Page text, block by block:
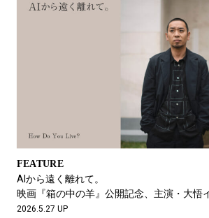
#SHOPPING ADDICT
#古着サミ
#マイナーグッド図
#MONTHLY
#フイナムの
#FOCUS IT
#ととけん #FASHION #MUSIC
#LIFESTYLE
#SPORTS #HANDSOME
FEATURE
AIから遠く離れて。
映画『箱の中の羊』公開記念、主演・大悟
2026.5.27 UP